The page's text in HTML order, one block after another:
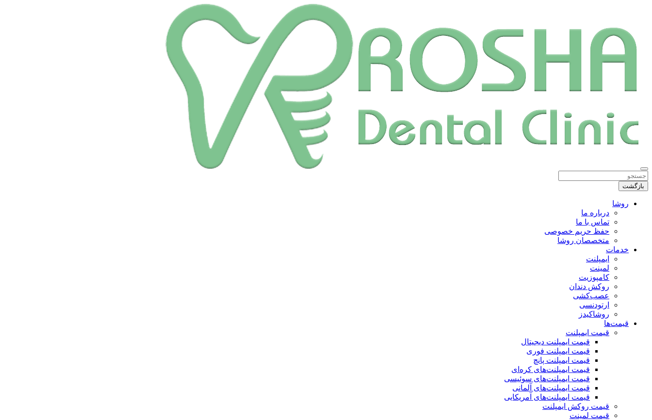
بازگشت
روشا
درباره ما
تماس با ما
حفظ حریم خصوصی
متخصصان روشا
خدمات
ایمپلنت
لمینت
کامپوزیت
روکش دندان
عصب‌کشی
ارتودنسی
روشاکیدز
قیمت‌ها
قیمت ایمپلنت
قیمت ایمپلنت دیجیتال
قیمت ایمپلنت فوری
قیمت ایمپلنت پانچ
قیمت ایمپلنت‌های کره‌ای
قیمت ایمپلنت‌های سوئیسی
قیمت ایمپلنت‌های آلمانی
قیمت ایمپلنت‌های آمریکایی
قیمت روکش ایمپلنت
قیمت لمینت